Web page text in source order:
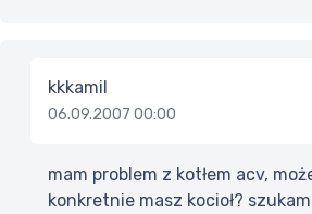
kkkamil
06.09.2007 00:00
mam problem z kotłem acv,
konkretnie masz kocioł?